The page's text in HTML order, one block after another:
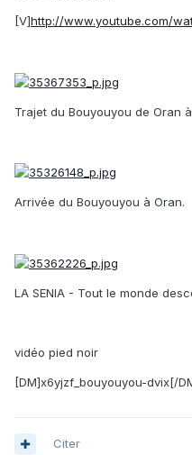
[V]http://www.youtube.com/
Trajet du Bouyouyou de Oran
Arrivée du Bouyouyou à Oran.
LA SENIA - Tout le monde
vidéo pied noir
[DM]x6yjzf_bouyouyou-dvix[/
Citer